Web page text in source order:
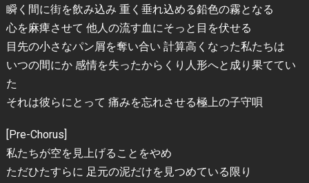
瞬く間に街を飲み込み 重く垂れ込める鉛色の霧となる
心を麻痺させて 他人の流す血にそっと目を伏せる
目先の小さなパン屑を奪い合い 計算高くなった私たちは
いつの間にか 感情を失ったからくり人形へと成り果ててい
た
それは彼らにとって 痛みを忘れさせる極上の子守唄
[Pre-Chorus]
私たちが空を見上げることをやめ
ただひたすらに 足元の泥だけを見つめている限り